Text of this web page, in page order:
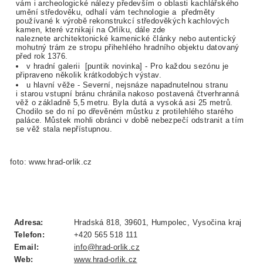
vám i archeologické nálezy především o oblasti kachlářského
umění středověku, odhalí vám technologie a předměty
používané k výrobě rekonstrukcí středověkých kachlových
kamen, které vznikají na Orlíku, dále zde
naleznete architektonické kamenické články nebo autentický
mohutný trám ze stropu přihehlého hradního objektu datovaný
před rok 1376.
v hradní galerii [puntik novinka] - Pro každou sezónu je
připraveno několik krátkodobých výstav.
u hlavní věže - Severní, nejsnáze napadnutelnou stranu
i starou vstupní bránu chránila nakoso postavená čtverhranná
věž o základně 5,5 metru. Byla dutá a vysoká asi 25 metrů.
Chodilo se do ní po dřevěném můstku z protilehlého starého
paláce. Můstek mohli obránci v době nebezpečí odstranit a tím
se věž stala nepřístupnou.
foto: www.hrad-orlik.cz
Adresa:
Hradská 818, 39601, Humpolec, Vysočina kraj
Telefon:
+420 565 518 111
Email:
info@hrad-orlik.cz
Web:
www.hrad-orlik.cz